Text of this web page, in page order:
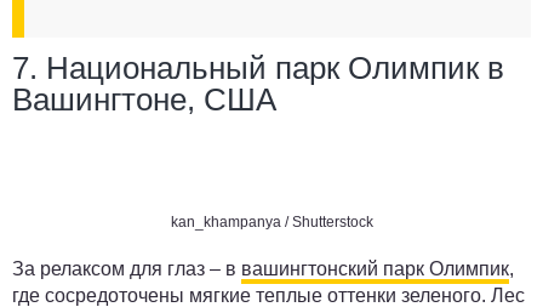
7. Национальный парк Олимпик в
Вашингтоне, США
kan_khampanya / Shutterstock
За релаксом для глаз – в вашингтонский парк Олимпик,
где сосредоточены мягкие теплые оттенки зеленого. Лес